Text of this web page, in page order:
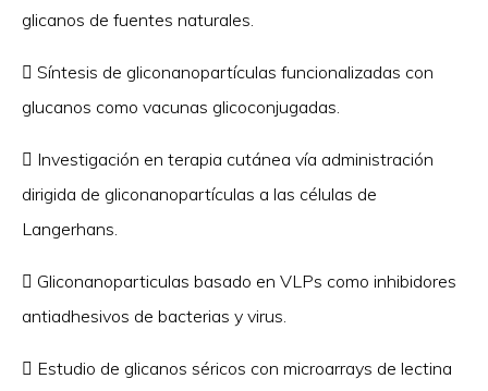
glicanos de fuentes naturales.
 Síntesis de gliconanopartículas funcionalizadas con
glucanos como vacunas glicoconjugadas.
 Investigación en terapia cutánea vía administración
dirigida de gliconanopartículas a las células de
Langerhans.
 Gliconanoparticulas basado en VLPs como inhibidores
antiadhesivos de bacterias y virus.
 Estudio de glicanos séricos con microarrays de lectina